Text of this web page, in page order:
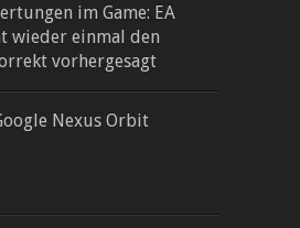
im Game: EA
wieder einmal den
vorhergesagt
Nexus Orbit